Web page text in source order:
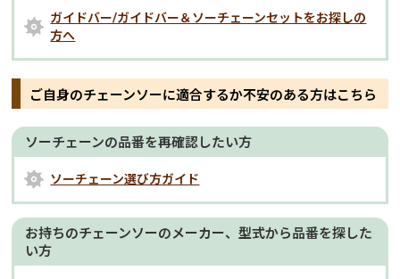
ガイドバー/ガイドバー＆ソーチェーンセットをお探しの
方へ
ご自身のチェーンソーに適合するか不安のある方はこちら
ソーチェーンの品番を再確認したい方
ソーチェーン選び方ガイド
お持ちのチェーンソーのメーカー、型式から品番を探した
い方